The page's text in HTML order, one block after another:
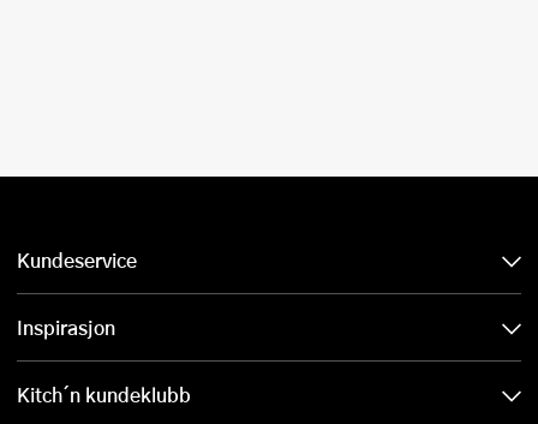
Kundeservice
Inspirasjon
Kitch´n kundeklubb